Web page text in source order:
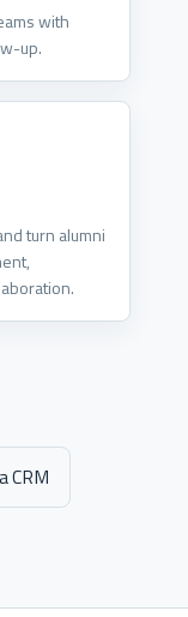
with
up.
turn alumni
CRM